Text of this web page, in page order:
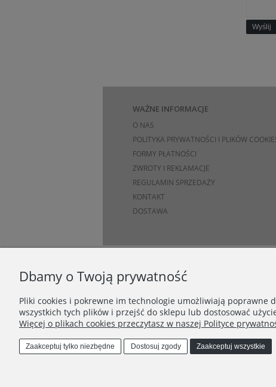
Wyślij
WAŻNE INFORMACJE
O NAS
POLITYKA PRYWATNOŚCI I PLIKÓW
FORMY PŁATNOŚCI
ZWROTY I REKLAMACJE
REGULAMIN SPRZEDAŻY
KONTAKT
DOSTAWA
Dbamy o Twoją prywatność
Pliki cookies i pokrewne im technologie umożliwiają poprawne
wszystkich tych plików i przejść do sklepu lub dostosować
Więcej o plikach cookies przeczytasz w naszej Polityce
Zaakceptuj tylko niezbędne Dostosuj zgody Zaakceptuj wszystkie